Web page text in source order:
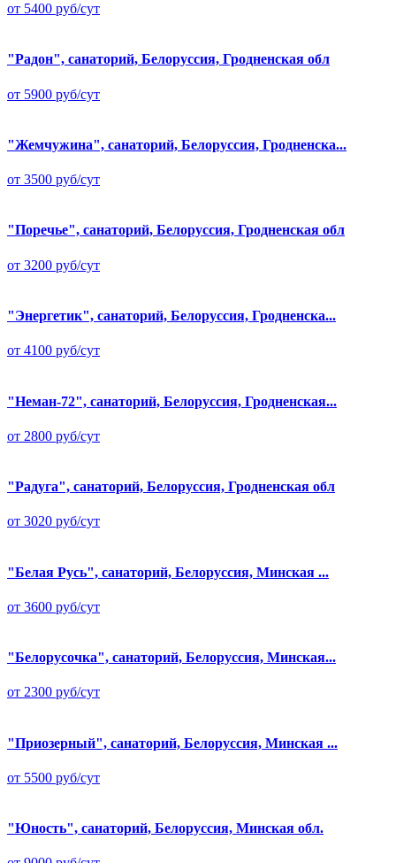
от 5400 руб/сут
"Радон", санаторий, Белоруссия, Гродненская обл
от 5900 руб/сут
"Жемчужина", санаторий, Белоруссия, Гродненска...
от 3500 руб/сут
"Поречье", санаторий, Белоруссия, Гродненская обл
от 3200 руб/сут
"Энергетик", санаторий, Белоруссия, Гродненска...
от 4100 руб/сут
"Неман-72", санаторий, Белоруссия, Гродненская...
от 2800 руб/сут
"Радуга", санаторий, Белоруссия, Гродненская обл
от 3020 руб/сут
"Белая Русь", санаторий, Белоруссия, Минская ...
от 3600 руб/сут
"Белорусочка", санаторий, Белоруссия, Минская...
от 2300 руб/сут
"Приозерный", санаторий, Белоруссия, Минская ...
от 5500 руб/сут
"Юность", санаторий, Белоруссия, Минская обл.